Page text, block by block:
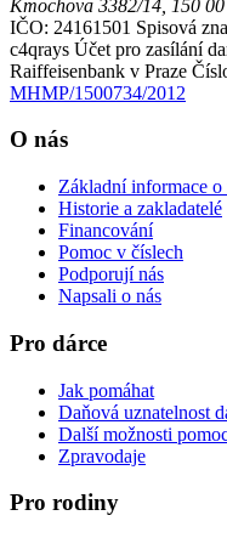
Kmochova 3382/14, 150
IČO: 24161501 Spisová
c4qrays Účet pro zasílání
Raiffeisenbank v Praze
MHMP/1500734/2012
O nás
Základní informace o
Historie a zakladatelé
Financování
Pomoc v číslech
Podporují nás
Napsali o nás
Pro dárce
Jak pomáhat
Daňová uznatelnost
Další možnosti
Zpravodaje
Pro rodiny